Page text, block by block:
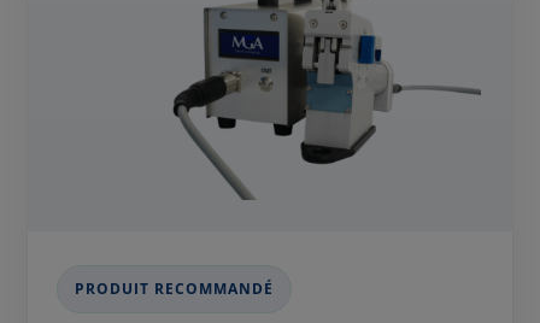
PRODUIT RECOMMANDÉ